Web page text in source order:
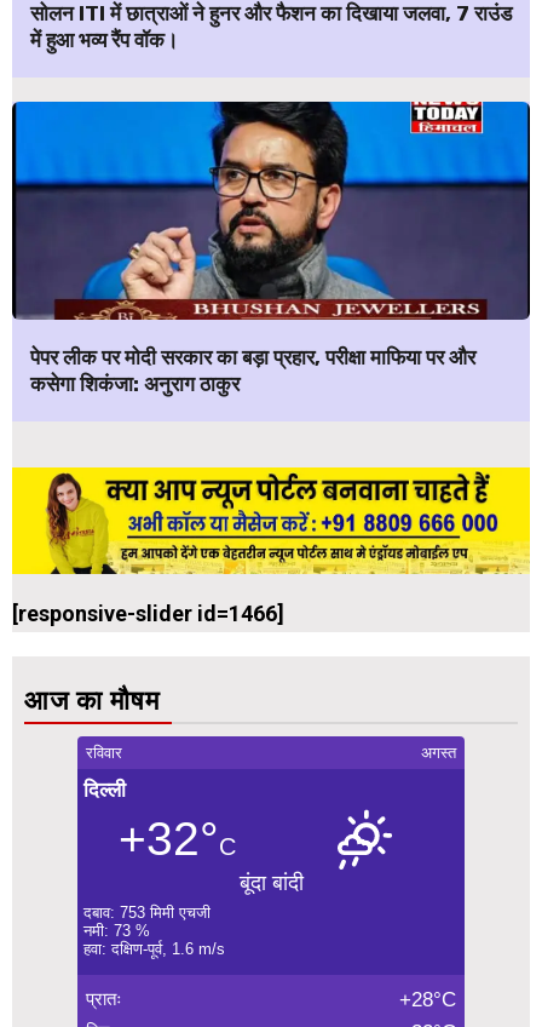
सोलन ITI में छात्राओं ने हुनर और फैशन का दिखाया जलवा, 7 राउंड
में हुआ भव्य रैंप वॉक।
पेपर लीक पर मोदी सरकार का बड़ा प्रहार, परीक्षा माफिया पर और
कसेगा शिकंजा: अनुराग ठाकुर
[responsive-slider id=1466]
आज का मौषम
रविवार अगस्त
दिल्ली
+32°C
बूंदा बांदी
दबाव: 753 मिमी एचजी
नमी: 73 %
हवा: दक्षिण-पूर्व, 1.6 m/s
प्रातः +28°C